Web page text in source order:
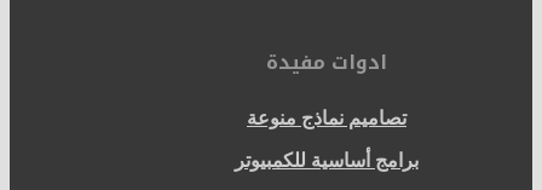
ادوات مفيدة
تصاميم نماذج منوعة
برامج أساسية للكمبيوتر